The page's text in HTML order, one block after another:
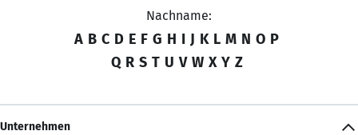
Nachname:
A B C D E F G H I J K L M N O P
Q R S T U V W X Y Z
Unternehmen